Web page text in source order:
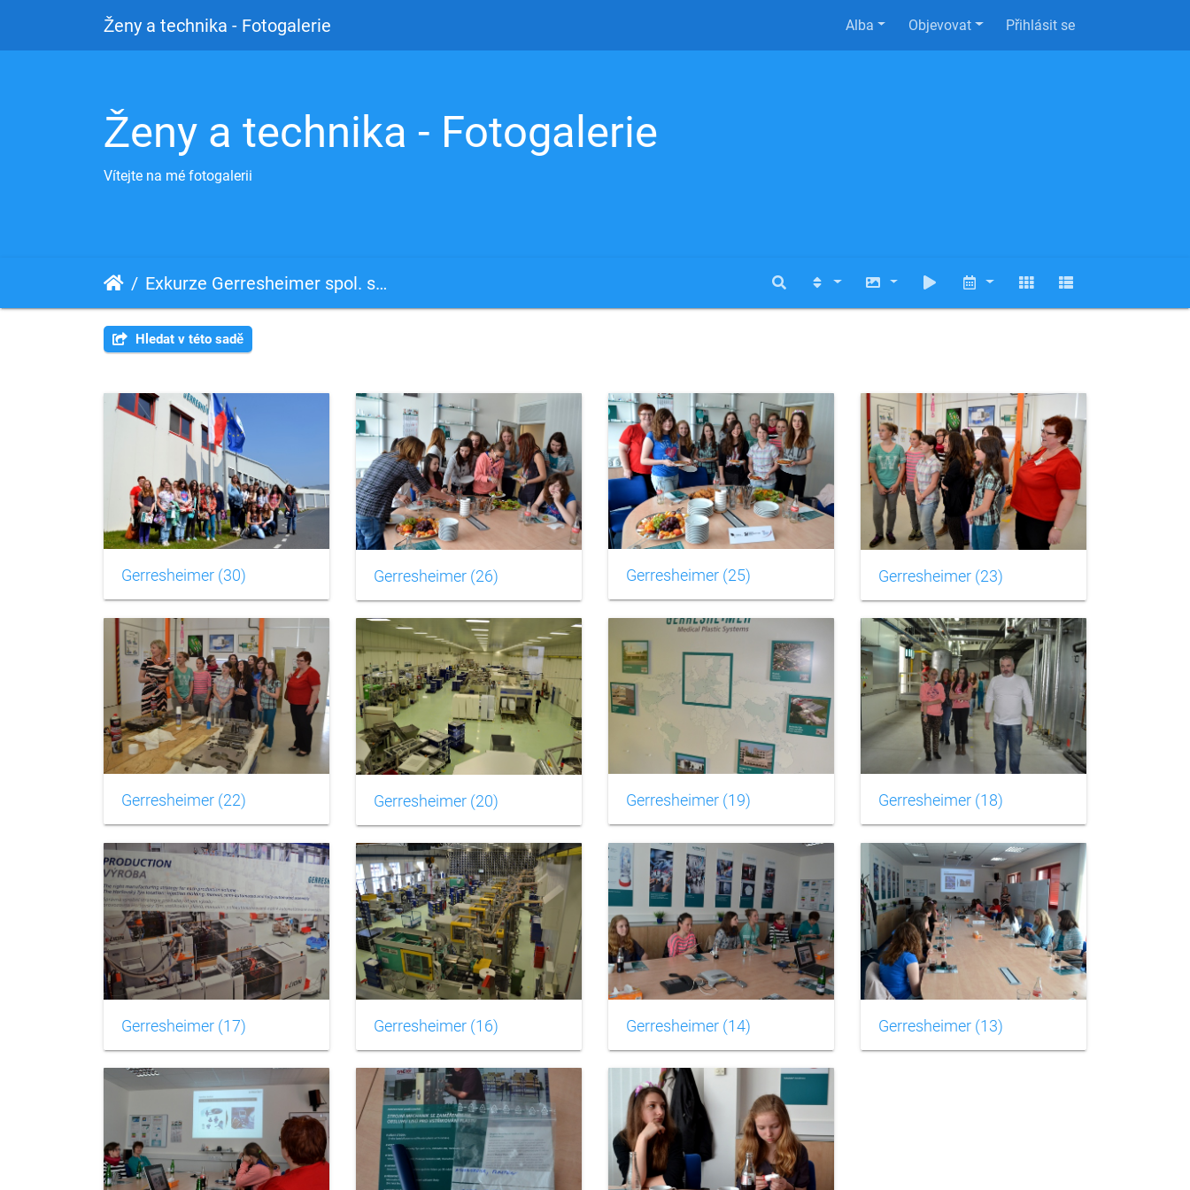
Ženy a technika - Fotogalerie Alba Objevovat Přihlásit se
Ženy a technika - Fotogalerie
Vítejte na mé fotogalerii
Exkurze Gerresheimer spol. s.r.o., 24.4.2015
Hledat v této sadě
Gerresheimer (30) Gerresheimer (26) Gerresheimer (25) Gerresheimer (23)
Gerresheimer (22) Gerresheimer (20) Gerresheimer (19) Gerresheimer (18)
Gerresheimer (17) Gerresheimer (16) Gerresheimer (14) Gerresheimer (13)